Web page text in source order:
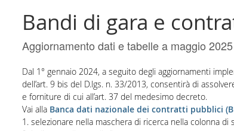
Bandi di gara e
Aggiornamento dati e tabelle a maggio 2025
Dal 1° gennaio 2024, a seguito degli aggiornamenti
dell’art. 9 bis del D.lgs. n. 33/2013, consentirà di
e forniture di cui all’art. 37 del medesimo decreto.
Vai alla Banca dati nazionale dei contratti pubblici
1. selezionare nella maschera di ricerca nella colonna di